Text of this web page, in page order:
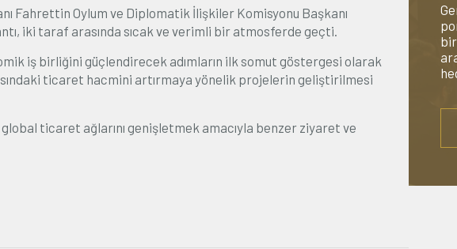
Fahrettin Oylum ve Diplomatik İlişkiler Komisyonu Başkanı
iki taraf arasında sıcak ve verimli bir atmosferde geçti.
iş birliğini güçlendirecek adımların ilk somut göstergesi olarak
ticaret hacmini artırmaya yönelik projelerin geliştirilmesi
ticaret ağlarını genişletmek amacıyla benzer ziyaret ve